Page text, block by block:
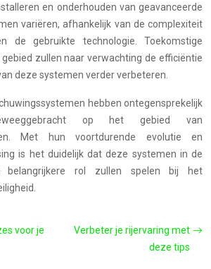
en onderhouden van geavanceerde
variëren, afhankelijk van de complexiteit
de gebruikte technologie. Toekomstige
zullen naar verwachting de efficiëntie
deze systemen verder verbeteren.
hebben ontegensprekelijk
op het gebied van
Met hun voortdurende evolutie en
is het duidelijk dat deze systemen in de
belangrijkere rol zullen spelen bij het
voor je
Verbeter je rijervaring met
deze tips